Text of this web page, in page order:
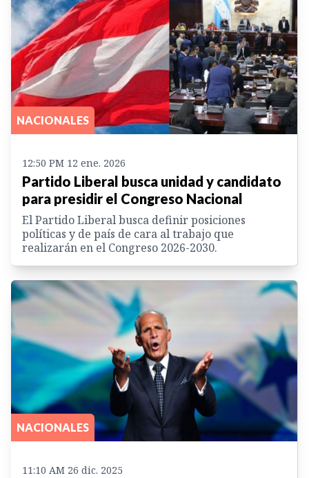
NACIONALES
12:50 PM 12 ene. 2026
Partido Liberal busca unidad y candidato
para presidir el Congreso Nacional
El Partido Liberal busca definir posiciones
políticas y de país de cara al trabajo que
realizarán en el Congreso 2026-2030.
NACIONALES
11:10 AM 26 dic. 2025